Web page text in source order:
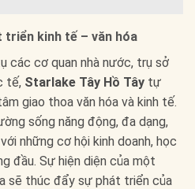
triển kinh tế – văn hóa
các cơ quan nhà nước, trụ sở
tế, Starlake Tây Hồ Tây tự
giao thoa văn hóa và kinh tế.
sống năng động, đa dạng,
những cơ hội kinh doanh, học
đầu. Sự hiện diện của một
sẽ thúc đẩy sự phát triển của